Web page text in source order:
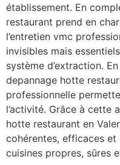
établissement. En
restaurant prend en
l’entretien vmc
invisibles mais
système d’extraction.
depannage hotte
professionnelle
l’activité. Grâce à cette
hotte restaurant en
cohérentes, efficaces
cuisines propres, sûres